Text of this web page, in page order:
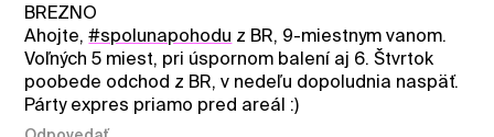
BREZNO
Ahojte,#spolunapohodu z BR, 9-miestnym vanom.
Voľných 5 miest, pri úspornom balení aj 6. Štvrtok
poobede odchod z BR, v nedeľu dopoludnia naspäť.
Párty expres priamo pred areál :)